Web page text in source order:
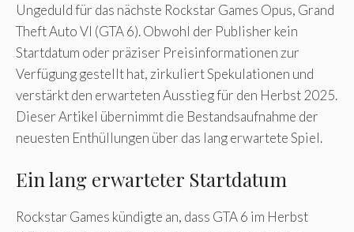
Ungeduld für das nächste Rockstar Games Opus, Grand
Theft Auto VI (GTA 6). Obwohl der Publisher kein
Startdatum oder präziser Preisinformationen zur
Verfügung gestellt hat, zirkuliert Spekulationen und
verstärkt den erwarteten Ausstieg für den Herbst 2025.
Dieser Artikel übernimmt die Bestandsaufnahme der
neuesten Enthüllungen über das lang erwartete Spiel.
Ein lang erwarteter Startdatum
Rockstar Games kündigte an, dass GTA 6 im Herbst